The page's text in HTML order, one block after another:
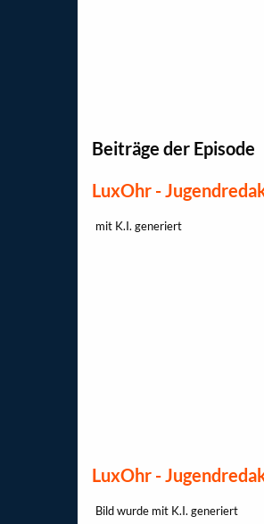
Beiträge der Episode
LuxOhr -
mit K.I. generiert
LuxOhr -
Bild wurde mit K.I. generiert